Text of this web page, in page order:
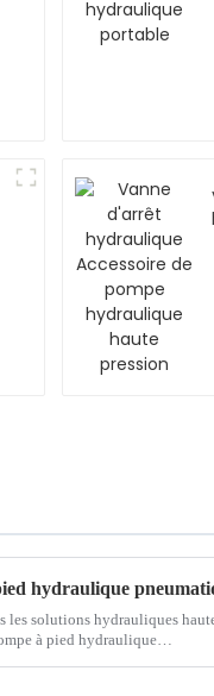
les solutions hydrauliques
à pied hydraulique